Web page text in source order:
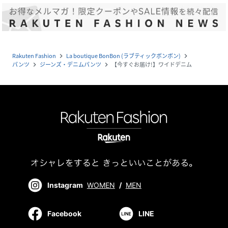
Rakuten Fashion navigate_next La boutique BonBon (ラブティックボンボン) navigate_next
パンツ navigate_next ジーンズ・デニムパンツ navigate_next 【今すぐお届け!】ワイドデニム
Instagram WOMEN / MEN
Facebook LINE